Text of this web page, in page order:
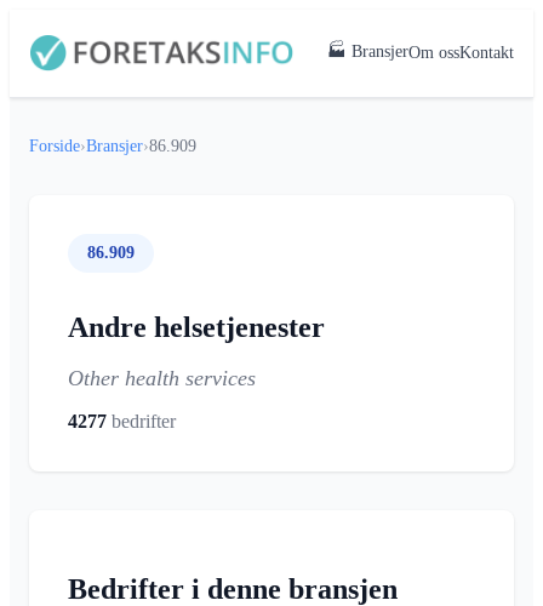
🏭 BransjerOm ossKontakt
Forside›Bransjer›86.909
86.909
Andre helsetjenester
Other health services
4277 bedrifter
Bedrifter i denne bransjen